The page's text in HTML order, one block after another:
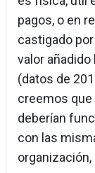
pagos, o en
castigado por
valor
(datos de
creemos
deberían
con las
organización,